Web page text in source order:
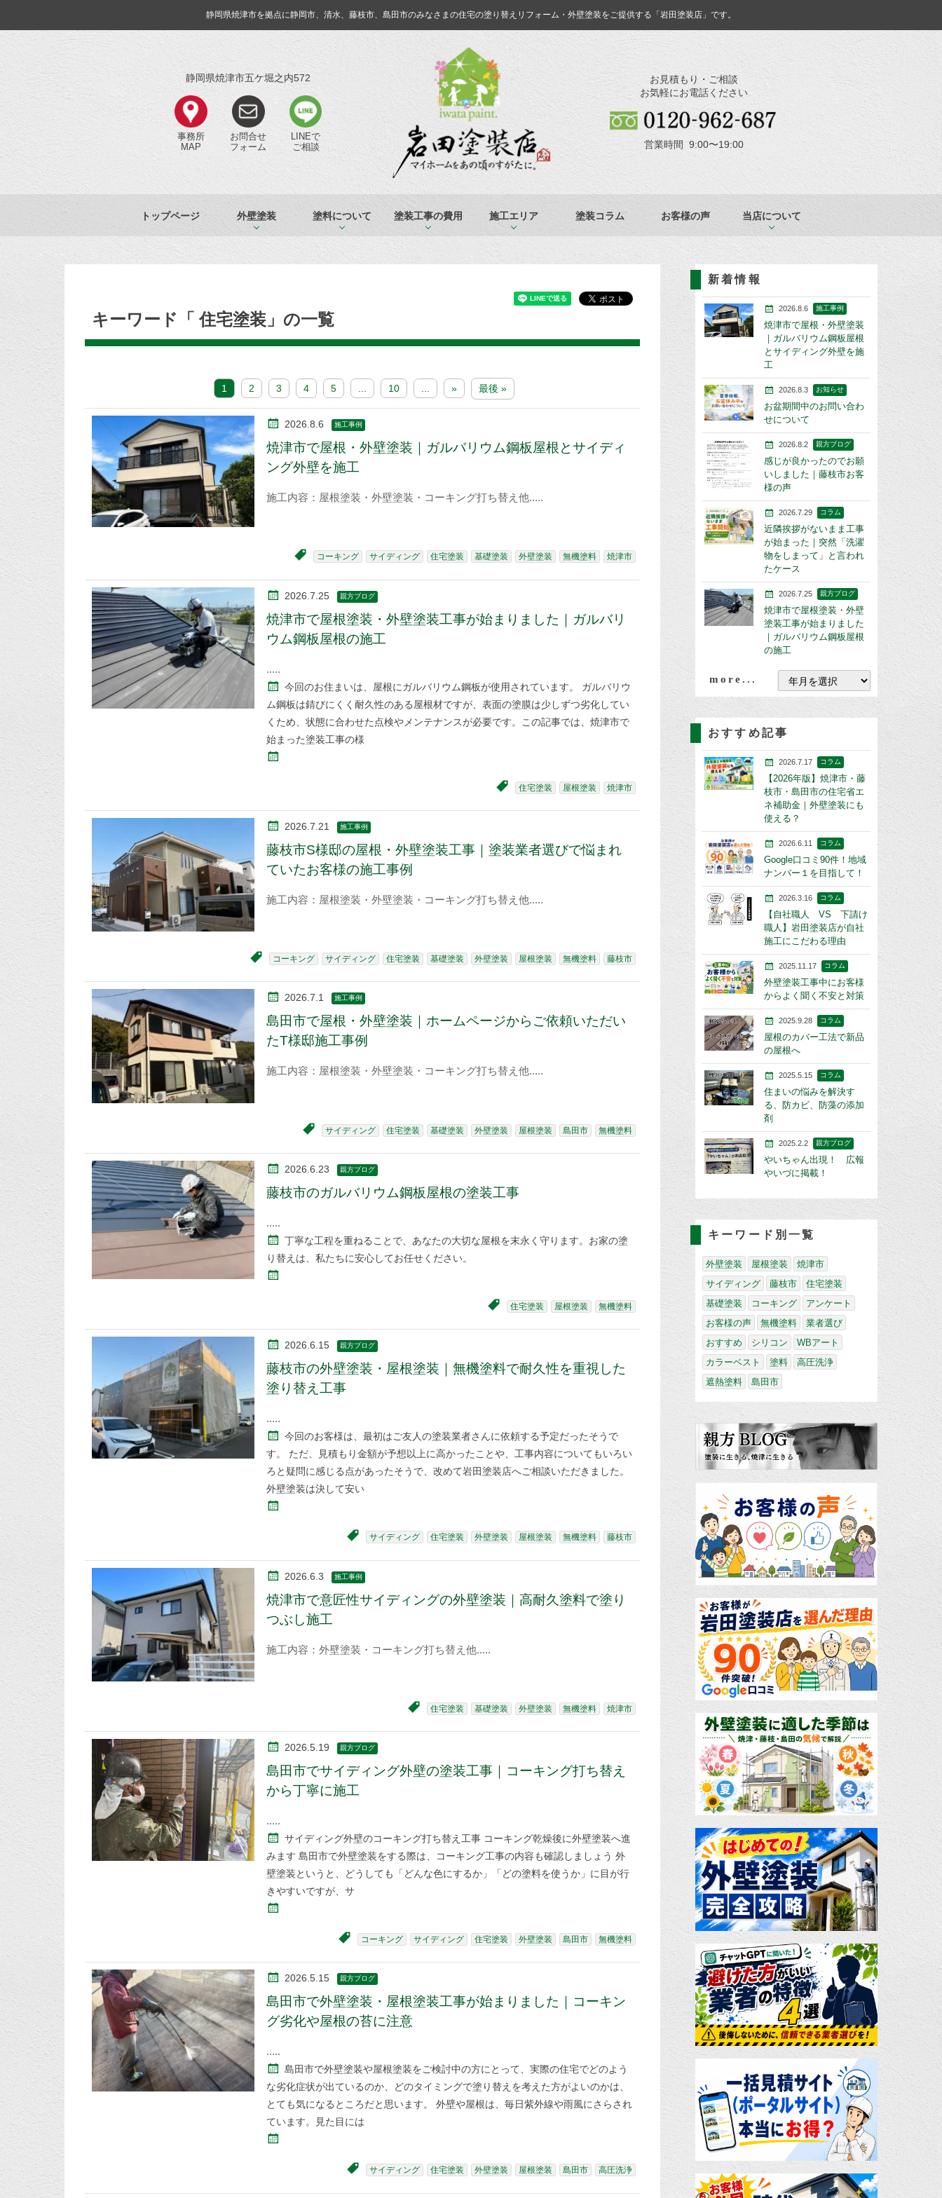
静岡県焼津市を拠点に静岡市、清水、藤枝市、島田市のみなさまの住宅の塗り替えリフォーム・外壁塗装をご提供する「岩田塗装店」です。
静岡県焼津市五ケ堀之内572
事務所
MAP
お問合せ
フォーム
LINEで
ご相談
お見積もり・ご相談
お気軽にお電話ください
営業時間 9:00〜19:00
トップページ 外壁塗装 塗料について 塗装工事の費用 施工エリア 塗装コラム お客様の声 当店について
キーワード「 住宅塗装」の一覧
1 2 3 4 5 ... 10 ... » 最後 »
2026.8.6 施工事例
焼津市で屋根・外壁塗装｜ガルバリウム鋼板屋根とサイディ
ング外壁を施工
施工内容：屋根塗装・外壁塗装・コーキング打ち替え他
コーキング サイディング 住宅塗装 基礎塗装 外壁塗装 無機塗料 焼津市
2026.7.25 親方ブログ
焼津市で屋根塗装・外壁塗装工事が始まりました｜ガルバリ
ウム鋼板屋根の施工
今回のお住まいは、屋根にガルバリウム鋼板が使用されています。 ガルバリウ
ム鋼板は錆びにくく耐久性のある屋根材ですが、表面の塗膜は少しずつ劣化してい
くため、状態に合わせた点検やメンテナンスが必要です。この記事では、焼津市で
始まった塗装工事の様
住宅塗装 屋根塗装 焼津市
2026.7.21 施工事例
藤枝市S様邸の屋根・外壁塗装工事｜塗装業者選びで悩まれ
ていたお客様の施工事例
施工内容：屋根塗装・外壁塗装・コーキング打ち替え他
コーキング サイディング 住宅塗装 基礎塗装 外壁塗装 屋根塗装 無機塗料 藤枝市
2026.7.1 施工事例
島田市で屋根・外壁塗装｜ホームページからご依頼いただい
たT様邸施工事例
施工内容：屋根塗装・外壁塗装・コーキング打ち替え他
サイディング 住宅塗装 基礎塗装 外壁塗装 屋根塗装 島田市 無機塗料
2026.6.23 親方ブログ
藤枝市のガルバリウム鋼板屋根の塗装工事
丁寧な工程を重ねることで、あなたの大切な屋根を末永く守ります。お家の塗
り替えは、私たちに安心してお任せください。
住宅塗装 屋根塗装 無機塗料
2026.6.15 親方ブログ
藤枝市の外壁塗装・屋根塗装｜無機塗料で耐久性を重視した
塗り替え工事
今回のお客様は、最初はご友人の塗装業者さんに依頼する予定だったそうで
す。 ただ、見積もり金額が予想以上に高かったことや、工事内容についてもいろい
ろと疑問に感じる点があったそうで、改めて岩田塗装店へご相談いただきました。
外壁塗装は決して安い
サイディング 住宅塗装 外壁塗装 屋根塗装 無機塗料 藤枝市
2026.6.3 施工事例
焼津市で意匠性サイディングの外壁塗装｜高耐久塗料で塗り
つぶし施工
施工内容：外壁塗装・コーキング打ち替え他
住宅塗装 基礎塗装 外壁塗装 無機塗料 焼津市
2026.5.19 親方ブログ
島田市でサイディング外壁の塗装工事｜コーキング打ち替え
から丁寧に施工
サイディング外壁のコーキング打ち替え工事 コーキング乾燥後に外壁塗装へ進
みます 島田市で外壁塗装をする際は、コーキング工事の内容も確認しましょう 外
壁塗装というと、どうしても「どんな色にするか」「どの塗料を使うか」に目が行
きやすいですが、サ
コーキング サイディング 住宅塗装 外壁塗装 島田市 無機塗料
2026.5.15 親方ブログ
島田市で外壁塗装・屋根塗装工事が始まりました｜コーキン
グ劣化や屋根の苔に注意
島田市で外壁塗装や屋根塗装をご検討中の方にとって、実際の住宅でどのよう
な劣化症状が出ているのか、どのタイミングで塗り替えを考えた方がよいのかは、
とても気になるところだと思います。 外壁や屋根は、毎日紫外線や雨風にさらされ
ています。見た目には
サイディング 住宅塗装 外壁塗装 屋根塗装 島田市 高圧洗浄
新着情報
2026.8.6 施工事例
焼津市で屋根・外壁塗装
｜ガルバリウム鋼板屋根
とサイディング外壁を施
工
2026.8.3 お知らせ
お盆期間中のお問い合わ
せについて
2026.8.2 親方ブログ
感じが良かったのでお願
いしました｜藤枝市お客
様の声
2026.7.29 コラム
近隣挨拶がないまま工事
が始まった｜突然「洗濯
物をしまって」と言われ
たケース
2026.7.25 親方ブログ
焼津市で屋根塗装・外壁
塗装工事が始まりました
｜ガルバリウム鋼板屋根
の施工
more...
おすすめ記事
2026.7.17 コラム
【2026年版】焼津市・藤
枝市・島田市の住宅省エ
ネ補助金｜外壁塗装にも
使える？
2026.6.11 コラム
Google口コミ90件！地域
ナンバー１を目指して！
2026.3.16 コラム
【自社職人 VS 下請け
職人】岩田塗装店が自社
施工にこだわる理由
2025.11.17 コラム
外壁塗装工事中にお客様
からよく聞く不安と対策
2025.9.28 コラム
屋根のカバー工法で新品
の屋根へ
2025.5.15 コラム
住まいの悩みを解決す
る、防カビ、防藻の添加
剤
2025.2.2 親方ブログ
やいちゃん出現！ 広報
やいづに掲載！
キーワード別一覧
外壁塗装 屋根塗装
焼津市
サイディング
藤枝市
住宅塗装
基礎塗装
コーキング
アンケート
お客様の声
無機塗料
業者選び
おすすめ
シリコン
WBアート
カラーベスト
塗料
高圧洗浄
遮熱塗料
島田市